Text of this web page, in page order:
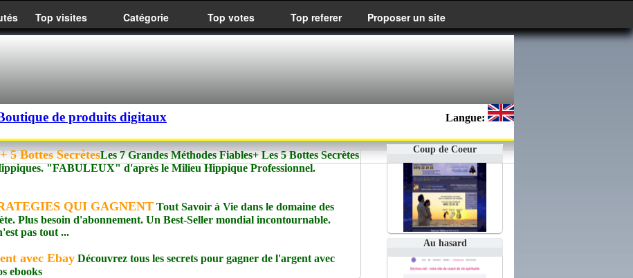
Top visites Catégorie Top votes Top referer
Proposer un site
de produits digitaux Langue:
Coup de Coeur
Au hasard
5 Bottes SecrètesLes 7 Grandes Méthodes Fiables+ Les 5 Bottes Secrètes
"FABULEUX" d'après le Milieu Hippique Professionnel.
QUI GAGNENT Tout Savoir à Vie dans le domaine des
Plus besoin d'abonnement. Un Best-Seller mondial incontournable.
pas tout ...
avec Ebay Découvrez tous les secrets pour gagner de l'argent avec
ebooks